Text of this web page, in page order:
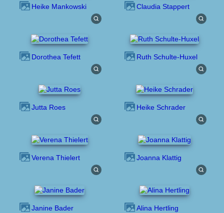
Heike Mankowski Claudia Stappert
Dorothea Tefett Ruth Schulte-Huxel
Jutta Roes Heike Schrader
Verena Thielert Joanna Klattig
Janine Bader Alina Hertling